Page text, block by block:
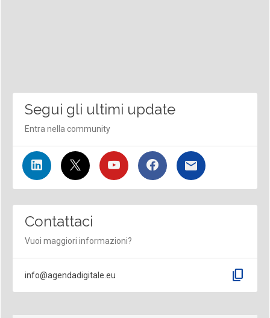
Segui gli ultimi update
Entra nella community
Contattaci
Vuoi maggiori informazioni?
info@agendadigitale.eu content_copy